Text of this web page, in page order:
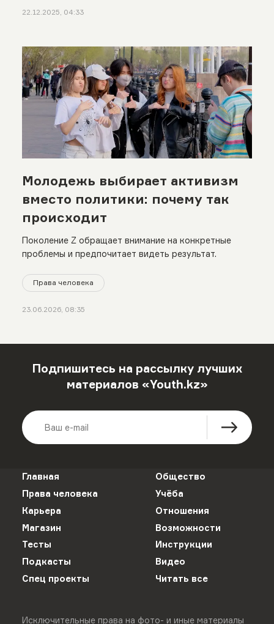
22.12.2025, 04:33
Молодежь выбирает активизм
вместо политики: почему так
происходит
Поколение Z обращает внимание на конкретные
проблемы и предпочитает видеть результат.
Права человека
23.06.2026, 08:35
Подпишитесь на рассылку лучших
материалов «Youth.kz»
Главная
Общество
Права человека
Учёба
Карьера
Отношения
Магазин
Возможности
Тесты
Инструкции
Подкасты
Видео
Спец проекты
Читать все
Исключительные права на фото- и иные материалы